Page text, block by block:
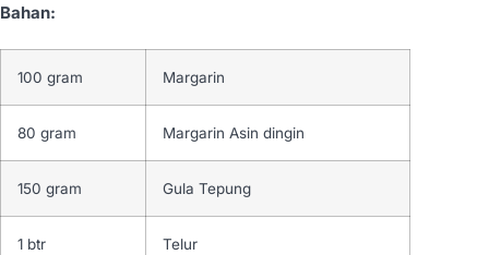
Bahan:
100 gram Margarin
80 gram Margarin Asin dingin
150 gram Gula Tepung
1 btr Telur